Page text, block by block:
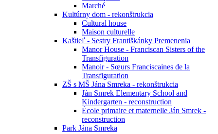
Marché
Kultúrny dom - rekonštrukcia
Cultural house
Maison culturelle
Kaštieľ - Sestry Františkánky Premenenia
Manor House - Franciscan Sisters of the
Transfiguration
Manoir - Sœurs Franciscaines de la
Transfiguration
ZŠ s MŠ Jána Smreka - rekonštrukcia
Ján Smrek Elementary School and
Kindergarten - reconstruction
École primaire et maternelle Ján Smrek -
reconstruction
Park Jána Smreka